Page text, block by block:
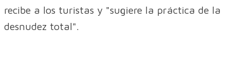
recibe a los turistas y "sugiere la práctica de la
desnudez total".